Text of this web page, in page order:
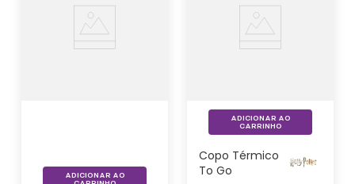
ADICIONAR AO
Copo Térmico
To Go
ADICIONAR AO
CARRINHO